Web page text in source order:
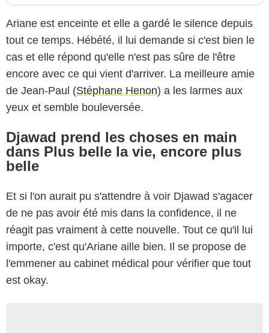
Ariane est enceinte et elle a gardé le silence depuis
tout ce temps. Hébété, il lui demande si c'est bien le
cas et elle répond qu'elle n'est pas sûre de l'être
encore avec ce qui vient d'arriver. La meilleure amie
de Jean-Paul (Stéphane Henon) a les larmes aux
yeux et semble bouleversée.
Djawad prend les choses en main
dans Plus belle la vie, encore plus
belle
Et si l'on aurait pu s'attendre à voir Djawad s'agacer
de ne pas avoir été mis dans la confidence, il ne
réagit pas vraiment à cette nouvelle. Tout ce qu'il lui
importe, c'est qu'Ariane aille bien. Il se propose de
l'emmener au cabinet médical pour vérifier que tout
est okay.